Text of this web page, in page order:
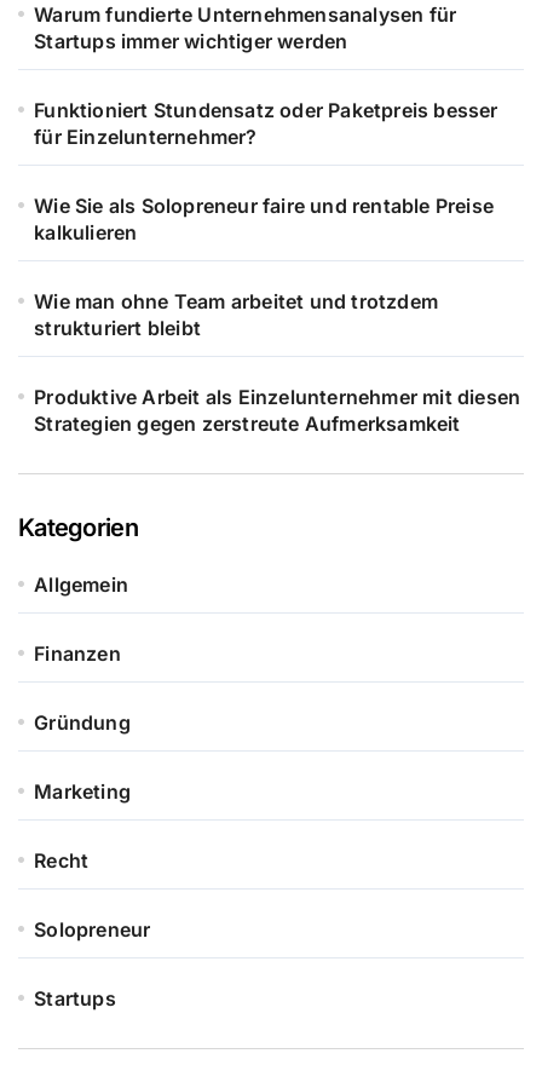
Warum fundierte Unternehmensanalysen für
Startups immer wichtiger werden
Funktioniert Stundensatz oder Paketpreis besser
für Einzelunternehmer?
Wie Sie als Solopreneur faire und rentable Preise
kalkulieren
Wie man ohne Team arbeitet und trotzdem
strukturiert bleibt
Produktive Arbeit als Einzelunternehmer mit diesen
Strategien gegen zerstreute Aufmerksamkeit
Kategorien
Allgemein
Finanzen
Gründung
Marketing
Recht
Solopreneur
Startups